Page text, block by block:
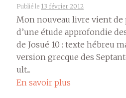
Publié le 13 février 2012
Mon nouveau livre vient de
d’une étude approfondie
de Josué 10 : texte hébreu
version grecque des
ult...
En savoir plus